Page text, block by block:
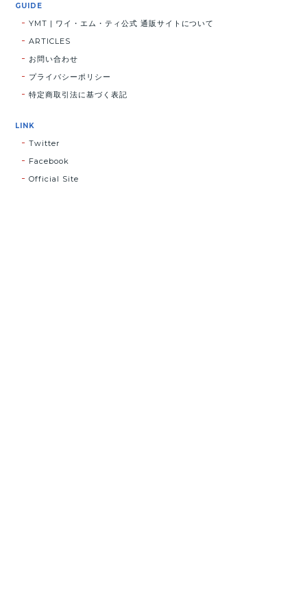
GUIDE
YMT | ワイ・エム・ティ公式 通販サイトについて
ARTICLES
お問い合わせ
プライバシーポリシー
特定商取引法に基づく表記
LINK
Twitter
Facebook
Official Site